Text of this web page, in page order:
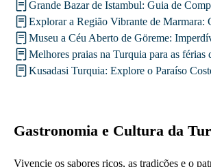
Grande Bazar de Istambul: Guia de
Explorar a Região Vibrante de Marmara:
Museu a Céu Aberto de Göreme:
Melhores praias na Turquia para as férias
Kusadasi Turquia: Explore o Paraíso
Gastronomia e Cultura da
Vivencie os sabores ricos, as tradições e o